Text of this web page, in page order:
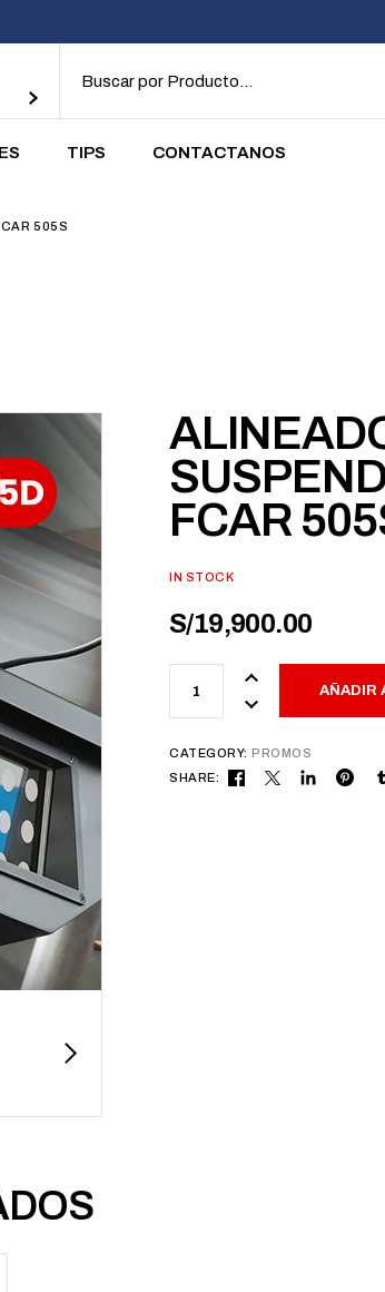
y
TIPS CONTACTANOS
de privacidad
Tiendas
505S
FCAR
IN STOCK
S/19,900.00
AÑADIR
CATEGORY: PROMOS
SHARE: